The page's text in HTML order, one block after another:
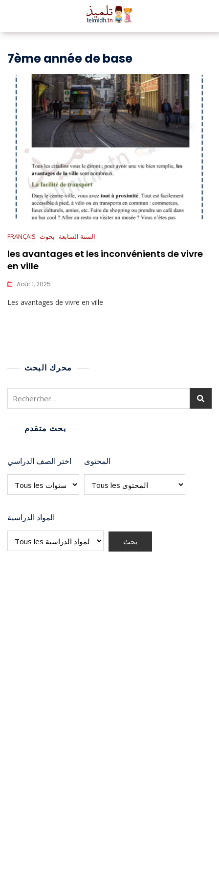
7ème année de base
FRANÇAIS السنة السابعة بحوث
les avantages et les inconvénients de vivre
en ville
Août 1, 2025
Les avantages de vivre en ville
محرك البحث
بحث متقدم
اختر الصف الدراسي المحتوى
المواد الدراسية